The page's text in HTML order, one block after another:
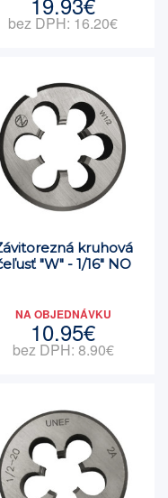
bez DPH: 16.20€
kruhová
"W" - 1/16" NO
NA OBJEDNÁVKU
10.95€
bez DPH: 8.90€